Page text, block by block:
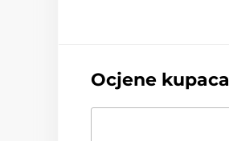
Ocjene kupaca